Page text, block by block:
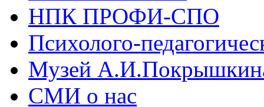
НПК ПРОФИ-СПО
Психолого-
Музей
СМИ о нас